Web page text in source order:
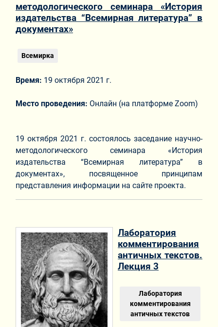
методологического семинара «История
издательства “Всемирная литература” в
документах»
Всемирка
Время: 19 октября 2021 г.
Место проведения: Онлайн (на платформе Zoom)
19 октября 2021 г. состоялось заседание научно-
методологического семинара «История
издательства “Всемирная литература” в
документах», посвященное принципам
представления информации на сайте проекта.
Лаборатория
комментирования
античных текстов.
Лекция 3
Лаборатория
комментирования
античных текстов